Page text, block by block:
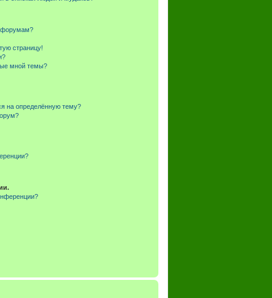
форумам?
страницу!
мной темы?
на определённую тему?